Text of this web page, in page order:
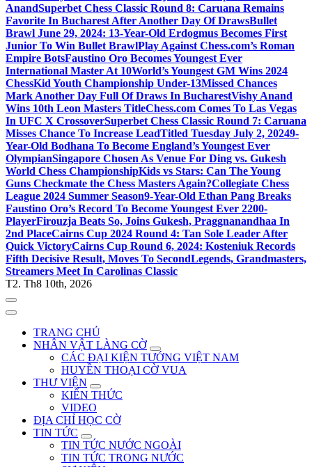
AnandSuperbet Chess Classic Round 8: Caruana Remains
Favorite In Bucharest After Another Day Of DrawsBullet
Brawl June 29, 2024: 13-Year-Old Erdogmus Becomes First
Junior To Win Bullet BrawlPlay Against Chess.com’s Roman
Empire BotsFaustino Oro Becomes Youngest Ever
International Master At 10World’s Youngest GM Wins 2024
ChessKid Youth Championship Under-13Missed Chances
Mark Another Day Full Of Draws In BucharestVishy Anand
Wins 10th Leon Masters TitleChess.com Comes To Las Vegas
In UFC X CrossoverSuperbet Chess Classic Round 7: Caruana
Misses Chance To Increase LeadTitled Tuesday July 2, 20249-
Year-Old Bodhana To Become England’s Youngest Ever
OlympianSingapore Chosen As Venue For Ding vs. Gukesh
World Chess ChampionshipKids vs Stars: Can The Young
Guns Checkmate the Chess Masters Again?Collegiate Chess
League 2024 Summer Season9-Year-Old Ethan Pang Breaks
Faustino Oro’s Record To Become Youngest Ever 2200-
PlayerFirouzja Beats So, Joins Gukesh, Praggnanandhaa In
2nd PlaceCairns Cup 2024 Round 4: Tan Sole Leader After
Quick VictoryCairns Cup Round 6, 2024: Kosteniuk Records
Fifth Decisive Result, Moves To SecondLegends, Grandmasters,
Streamers Meet In Carolinas Classic
T2. Th8 10th, 2026
TRANG CHỦ
NHÂN VẬT LÀNG CỜ
CÁC ĐẠI KIỆN TƯỚNG VIỆT NAM
HUYỀN THOẠI CỜ VUA
THƯ VIỆN
KIẾN THỨC
VIDEO
ĐỊA CHỈ HỌC CỜ
TIN TỨC
TIN TỨC NƯỚC NGOÀI
TIN TỨC TRONG NƯỚC